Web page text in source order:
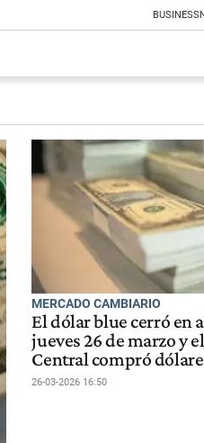
BUSINESS
MERCADO CAMBIARIO
El dólar blue cerró en
jueves 26 de marzo y
Central compró
26-03-2026 16:50